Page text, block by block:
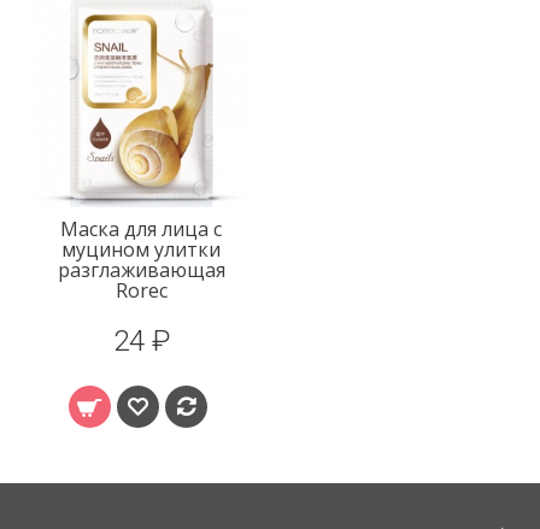
Маска для лица с
муцином улитки
разглаживающая
Rorec
24 ₽